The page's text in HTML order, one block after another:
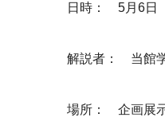
日時： 5月6日（
解説者： 当館
場所： 企画展